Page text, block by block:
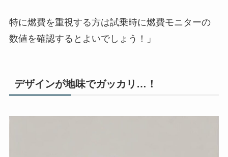
特に燃費を重視する方は試乗時に燃費モニターの
数値を確認するとよいでしょう！」
デザインが地味でガッカリ…！